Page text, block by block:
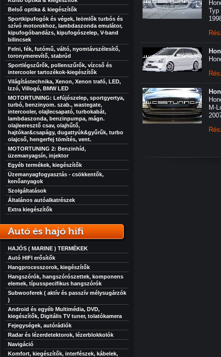
Belső optika & kiegészítők
Sportkipufogók és végek, leömlők turbós és
szívó motorokhoz, lambdaszonda emulátor,
kipufogóbandázs, kipufogószelep, V-band
bilincsek
Felni, fék, futómű, váltó, nyomtávszélesítő,
toronymerevítő, stabrúd
Sportlégszűrők, pollenszűrők, vízcső és
intercooler tartozékok-kiegészítők
Világítástechnika, Xenon, Xenon trafó, LED,
Izzó, Villogó, BMW LED
MOTORTUNING: Lefújószelep, sportgyertya,
turbó, benzinyom. szab., wastegate,
intercooler, olajlecsapató, turbokabát,
lambdaszonda, benzinpumpa, mágn.
olajleeresztő csav, olajhűtő,
hajtókar&csapágy, dugattyúk&gyűrűk, turbo
olajcső, hengerfej tömítés, vent.
MOTORTUNING 2: Benzinhíd,
üzemanyagsín, injektor
Egyéb termékek, kiegészítők
Üzemanyagfogyasztás - csökkentők,
kenőanyagok
Szolgáltatások
Általános autóalkatrészek
Extra kiegészítők
Autó és hajó hifi
HAJÓS ( MARINE ) TERMÉKEK
Autó HIFI erősítők
Hangprocesszorok, kiegészítők
Hangszórók, hangszórószettek, komponens
elemek, típusspecifikus hangszórók
Subwooferek ( aktív és passzív mélysugárzók
)
Android és egyéb Multimédia, DVD,
kiegészítők, Digitális TV tuner, tolatókamera
Fejegységek, autórádiók
Radar és lézerdetektorok, lézerblokkolók
Navigáció
Komfort, kiegészítők, interfészek, kábelek,
Typ
M-